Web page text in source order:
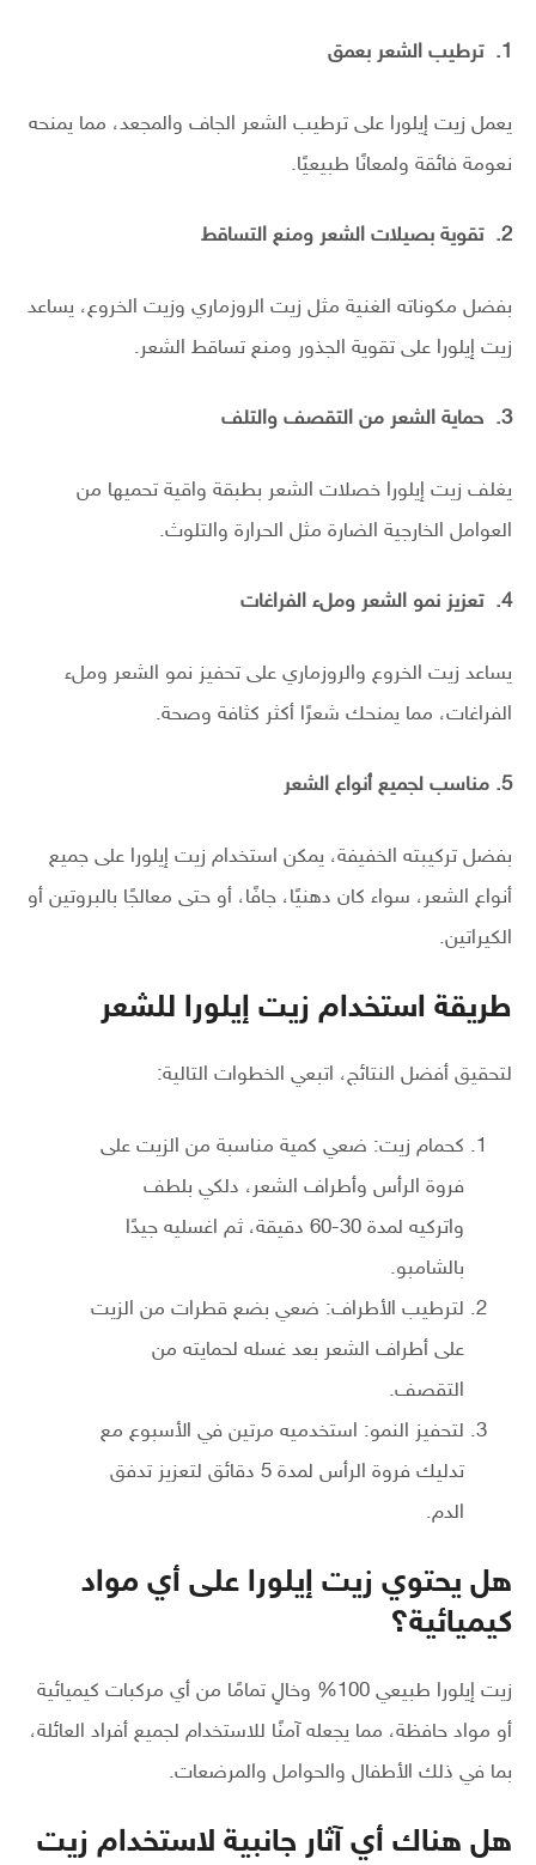
1. ترطيب الشعر بعمق
يعمل زيت إيلورا على ترطيب الشعر الجاف والمجعد، مما يمنحه
نعومة فائقة ولمعانًا طبيعيًا.
2. تقوية بصيلات الشعر ومنع التساقط
بفضل مكوناته الغنية مثل زيت الروزماري وزيت الخروع، يساعد
زيت إيلورا على تقوية الجذور ومنع تساقط الشعر.
3. حماية الشعر من التقصف والتلف
يغلف زيت إيلورا خصلات الشعر بطبقة واقية تحميها من
العوامل الخارجية الضارة مثل الحرارة والتلوث.
4. تعزيز نمو الشعر وملء الفراغات
يساعد زيت الخروع والروزماري على تحفيز نمو الشعر وملء
الفراغات، مما يمنحك شعرًا أكثر كثافة وصحة.
5. مناسب لجميع أنواع الشعر
بفضل تركيبته الخفيفة، يمكن استخدام زيت إيلورا على جميع
أنواع الشعر، سواء كان دهنيًا، جافًا، أو حتى معالجًا بالبروتين أو
الكيراتين.
طريقة استخدام زيت إيلورا للشعر
لتحقيق أفضل النتائج، اتبعي الخطوات التالية:
كحمام زيت: ضعي كمية مناسبة من الزيت على
فروة الرأس وأطراف الشعر، دلكي بلطف
واتركيه لمدة 30-60 دقيقة، ثم اغسليه جيدًا
بالشامبو.
لترطيب الأطراف: ضعي بضع قطرات من الزيت
على أطراف الشعر بعد غسله لحمايته من
التقصف.
لتحفيز النمو: استخدميه مرتين في الأسبوع مع
تدليك فروة الرأس لمدة 5 دقائق لتعزيز تدفق
الدم.
هل يحتوي زيت إيلورا على أي مواد
كيميائية؟
زيت إيلورا طبيعي 100% وخالٍ تمامًا من أي مركبات كيميائية
أو مواد حافظة، مما يجعله آمنًا للاستخدام لجميع أفراد العائلة،
بما في ذلك الأطفال والحوامل والمرضعات.
هل هناك أي آثار جانبية لاستخدام زيت